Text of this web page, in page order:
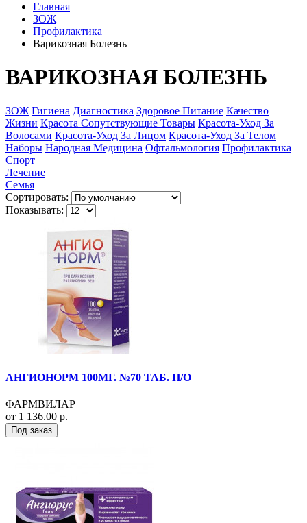
Главная
ЗОЖ
Профилактика
Варикозная Болезнь
ВАРИКОЗНАЯ БОЛЕЗНЬ
ЗОЖ Гигиена Диагностика Здоровое Питание Качество
Жизни Красота Сопутствующие Товары Красота-Уход За
Волосами Красота-Уход За Лицом Красота-Уход За Телом
Наборы Народная Медицина Офтальмология Профилактика
Спорт
Лечение
Семья
Сортировать:
Показывать:
АНГИОНОРМ 100МГ. №70 ТАБ. П/О
ФАРМВИЛАР
от 1 136.00 р.
Под заказ